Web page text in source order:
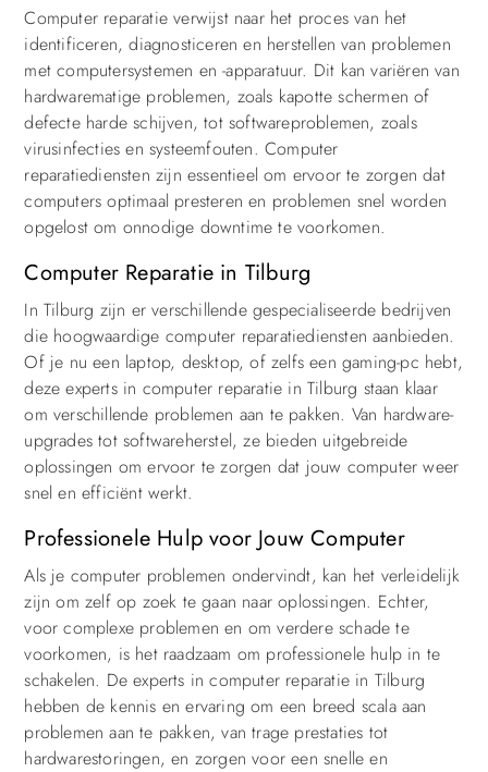
Computer reparatie verwijst naar het proces van het
identificeren, diagnosticeren en herstellen van problemen
met computersystemen en -apparatuur. Dit kan variëren van
hardwarematige problemen, zoals kapotte schermen of
defecte harde schijven, tot softwareproblemen, zoals
virusinfecties en systeemfouten. Computer
reparatiediensten zijn essentieel om ervoor te zorgen dat
computers optimaal presteren en problemen snel worden
opgelost om onnodige downtime te voorkomen.
Computer Reparatie in Tilburg
In Tilburg zijn er verschillende gespecialiseerde bedrijven
die hoogwaardige computer reparatiediensten aanbieden.
Of je nu een laptop, desktop, of zelfs een gaming-pc hebt,
deze experts in computer reparatie in Tilburg staan klaar
om verschillende problemen aan te pakken. Van hardware-
upgrades tot softwareherstel, ze bieden uitgebreide
oplossingen om ervoor te zorgen dat jouw computer weer
snel en efficiënt werkt.
Professionele Hulp voor Jouw Computer
Als je computer problemen ondervindt, kan het verleidelijk
zijn om zelf op zoek te gaan naar oplossingen. Echter,
voor complexe problemen en om verdere schade te
voorkomen, is het raadzaam om professionele hulp in te
schakelen. De experts in computer reparatie in Tilburg
hebben de kennis en ervaring om een breed scala aan
problemen aan te pakken, van trage prestaties tot
hardwarestoringen, en zorgen voor een snelle en